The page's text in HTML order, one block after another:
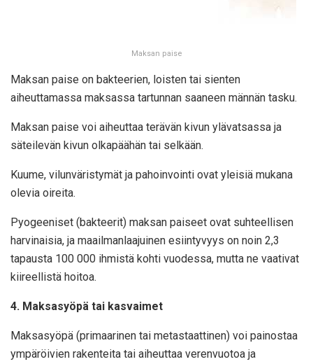
Maksan paise
Maksan paise on bakteerien, loisten tai sienten
aiheuttamassa maksassa tartunnan saaneen männän tasku.
Maksan paise voi aiheuttaa terävän kivun ylävatsassa ja
säteilevän kivun olkapäähän tai selkään.
Kuume, vilunväristymät ja pahoinvointi ovat yleisiä mukana
olevia oireita.
Pyogeeniset (bakteerit) maksan paiseet ovat suhteellisen
harvinaisia, ja maailmanlaajuinen esiintyvyys on noin 2,3
tapausta 100 000 ihmistä kohti vuodessa, mutta ne vaativat
kiireellistä hoitoa.
4. Maksasyöpä tai kasvaimet
Maksasyöpä (primaarinen tai metastaattinen) voi painostaa
ympäröivien rakenteita tai aiheuttaa verenvuotoa ja